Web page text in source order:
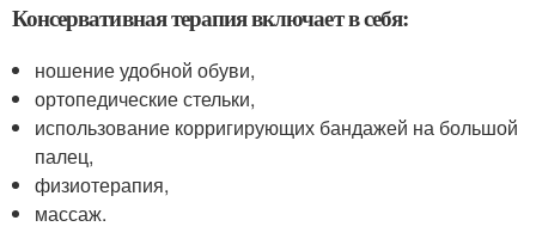
Консервативная терапия включает в себя:
ношение удобной обуви,
ортопедические стельки,
использование корригирующих бандажей на большой
палец,
физиотерапия,
массаж.